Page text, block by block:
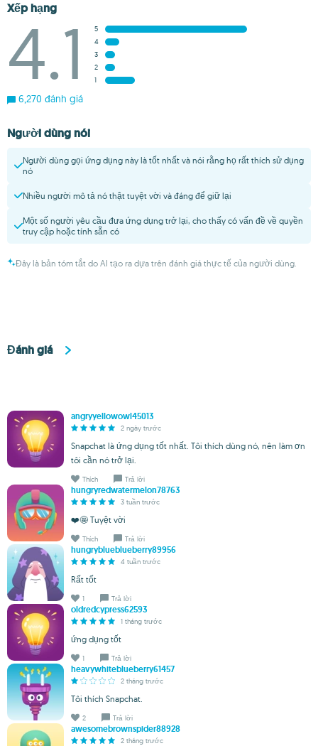
Xếp hạng
4.1
5
4
3
2
1
6,270 đánh giá
Người dùng nói
Người dùng gọi ứng dụng này là tốt nhất và nói rằng họ rất thích sử dụng
nó
Nhiều người mô tả nó thật tuyệt vời và đáng để giữ lại
Một số người yêu cầu đưa ứng dụng trở lại, cho thấy có vấn đề về quyền
truy cập hoặc tính sẵn có
Đây là bản tóm tắt do AI tạo ra dựa trên đánh giá thực tế của người dùng.
Đánh giá
angryyellowowl45013
2 ngày trước
Snapchat là ứng dụng tốt nhất. Tôi thích dùng nó, nên làm ơn
tôi cần nó trở lại.
Thích Trả lời
hungryredwatermelon78763
3 tuần trước
❤️🤩 Tuyệt vời
Thích Trả lời
hungryblueblueberry89956
4 tuần trước
Rất tốt
1 Trả lời
oldredcypress62593
1 tháng trước
ứng dụng tốt
1 Trả lời
heavywhiteblueberry61457
2 tháng trước
Tôi thích Snapchat.
2 Trả lời
awesomebrownspider88928
2 tháng trước